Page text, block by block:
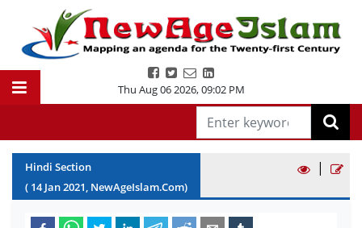
Thu Aug 06 2026,09:02 PM
Hindi Section
( 14 Jan2021, NewAgeIslam.Com)
|